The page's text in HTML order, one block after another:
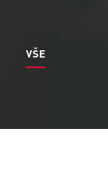
VŠE